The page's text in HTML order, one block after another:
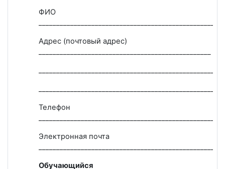
ФИО
Адрес (почтовый адрес)
Телефон
Электронная почта
Обучающийся